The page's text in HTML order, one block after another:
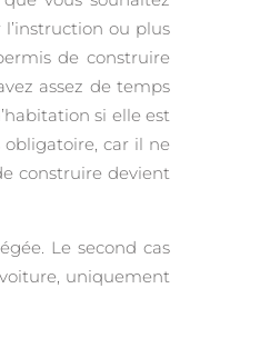
ou plus
de construire
assez de temps
si elle est
obligatoire, car il ne
construire devient
Le second cas
uniquement